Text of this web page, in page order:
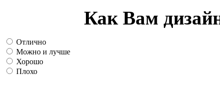
Как Вам
Отлично
Можно и лучше
Хорошо
Плохо